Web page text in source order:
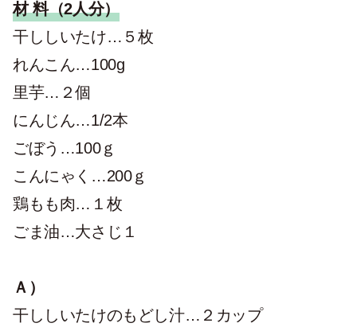
材 料（2人分）
干ししいたけ…５枚
れんこん…100g
里芋…２個
にんじん…1/2本
ごぼう…100ｇ
こんにゃく…200ｇ
鶏もも肉…１枚
ごま油…大さじ１
Ａ）
干ししいたけのもどし汁…２カップ